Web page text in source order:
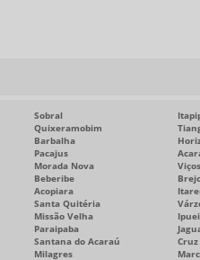
Sobral
Quixeramobim
Barbalha
Pacajus
Morada Nova
Beberibe
Acopiara
Santa Quitéria
Missão Velha
Paraipaba
Santana do Acaraú
Cruz
Milagres